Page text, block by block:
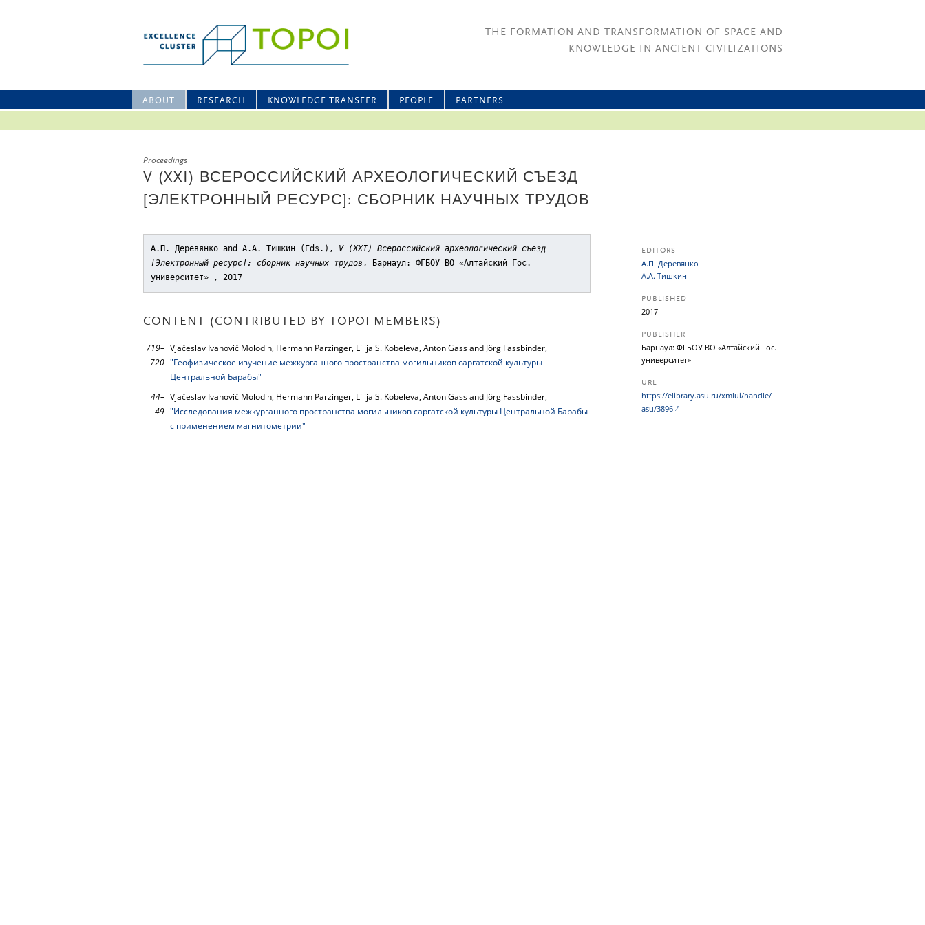
THE FORMATION AND TRANSFORMATION OF SPACE AND
KNOWLEDGE IN ANCIENT CIVILIZATIONS
ABOUT RESEARCH KNOWLEDGE TRANSFER PEOPLE PARTNERS
Proceedings
V (XXI) ВСЕРОССИЙСКИЙ АРХЕОЛОГИЧЕСКИЙ СЪЕЗД
[ЭЛЕКТРОННЫЙ РЕСУРС]: СБОРНИК НАУЧНЫХ ТРУДОВ
А.П. Деревянко and А.А. Тишкин (Eds.), V (XXI) Всероссийский археологический съезд
[Электронный ресурс]: сборник научных трудов , Барнаул: ФГБОУ ВО «Алтайский Гос.
университет» , 2017
CONTENT (CONTRIBUTED BY TOPOI MEMBERS)
719–
720
Vjačeslav Ivanovič Molodin, Hermann Parzinger, Lilija S. Kobeleva, Anton Gass and Jörg Fassbinder,
"Геофизическое изучение межкурганного пространства могильников саргатской культуры
Центральной Барабы"
44–
49
Vjačeslav Ivanovič Molodin, Hermann Parzinger, Lilija S. Kobeleva, Anton Gass and Jörg Fassbinder,
"Исследования межкурганного пространства могильников саргатской культуры Центральной Барабы
с применением магнитометрии"
EDITORS
А.П. Деревянко
А.А. Тишкин
PUBLISHED
2017
PUBLISHER
Барнаул: ФГБОУ ВО «Алтайский Гос.
университет»
URL
https:/​/​elibrary.asu.ru/​xmlui/​handle/​
asu/​3896